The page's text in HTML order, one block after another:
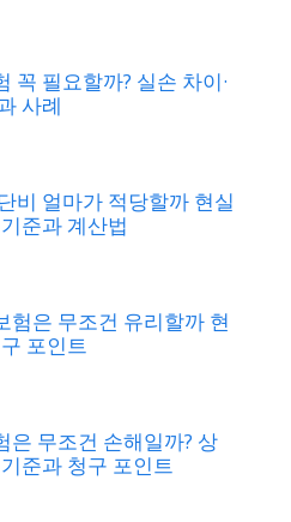
꼭 필요할까? 실손 차이·
사례
비 얼마가 적당할까 현실
준과 계산법
험은 무조건 유리할까 현
포인트
은 무조건 손해일까? 상
준과 청구 포인트